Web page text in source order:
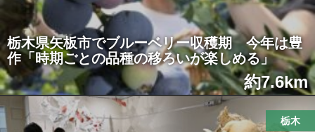
栃木県矢板市でブルーベリー収穫期 今年は豊
作「時期ごとの品種の移ろいが楽しめる」
約7.6km
栃木